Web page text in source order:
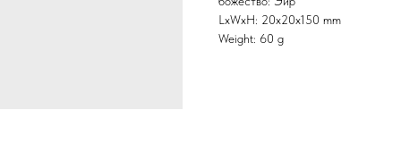
LxWxH: 20x20x150 mm
Weight: 60 g